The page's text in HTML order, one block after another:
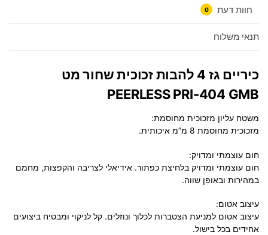
חוות דעת 0
תנאי משלוח
כיריים גז 4 להבות זכוכית שחור מט
PEERLESS PRI-404 GMB
משטח עליון מזכוכית מחוסמת:
מזכוכית מחוסמת 8 מ”מ איכותית.
חום עוצמתי ומדויק:
חום עוצמתי ומדויק בלחיצת כפתור. אידיאלי לצריבה והקפצות, מחמם
במהירות ובאופן שווה.
עיצוב אטום:
עיצוב אטום למניעת הצטברות לכלוך ונוזלים. קל לניקוי ומבטיח ביצועים
אחידים בכל בישול.